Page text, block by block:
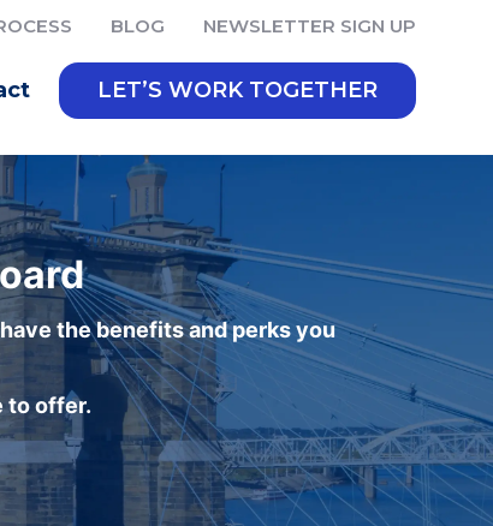
BLOG NEWSLETTER SIGN UP
LET’S WORK TOGETHER
the benefits and perks you
to offer.